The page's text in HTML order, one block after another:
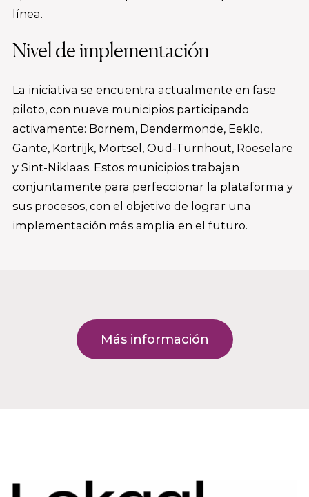
línea.
Nivel de implementación
La iniciativa se encuentra actualmente en fase
piloto, con nueve municipios participando
activamente: Bornem, Dendermonde, Eeklo,
Gante, Kortrijk, Mortsel, Oud-Turnhout, Roeselare
y Sint-Niklaas. Estos municipios trabajan
conjuntamente para perfeccionar la plataforma y
sus procesos, con el objetivo de lograr una
implementación más amplia en el futuro.
Más información